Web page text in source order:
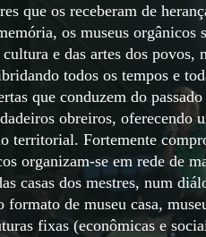
que os receberam de
os museus
e das artes dos povos,
todos os tempos e
que conduzem do
obreiros,
territorial. Fortemente
organizam-se em rede de
casas dos mestres, num
formato de museu casa,
fixas (econômicas e